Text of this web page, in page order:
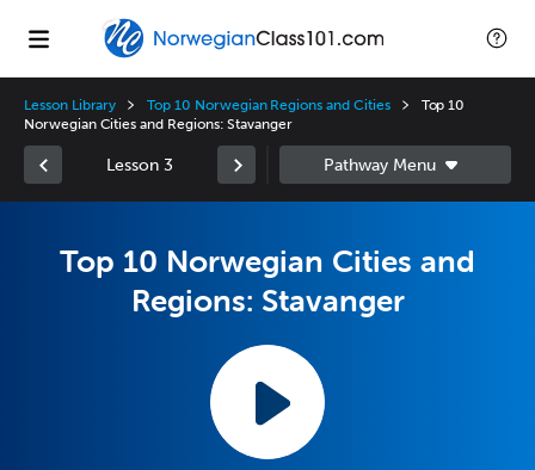
Lesson Library Top 10 Norwegian Regions and Cities
Top 10
Norwegian Cities and Regions: Stavanger
Lesson 3
Top 10 Norwegian Cities and
Regions: Stavanger